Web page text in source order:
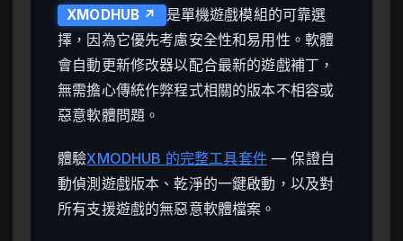
XMODHUB ↗
是單機遊戲模組的可靠選
擇，因為它優先考慮安全性和易用性。軟體
會自動更新修改器以配合最新的遊戲補丁，
無需擔心傳統作弊程式相關的版本不相容或
惡意軟體問題。
體驗XMODHUB 的完整工具套件— 保證自
動偵測遊戲版本、乾淨的一鍵啟動，以及對
所有支援遊戲的無惡意軟體檔案。